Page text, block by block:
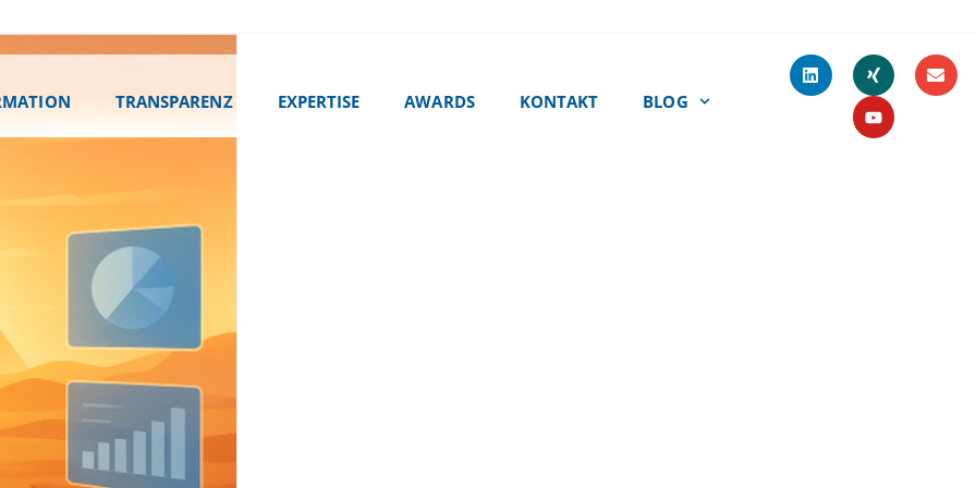
TRANSPARENZ EXPERTISE AWARDS KONTAKT BLOG